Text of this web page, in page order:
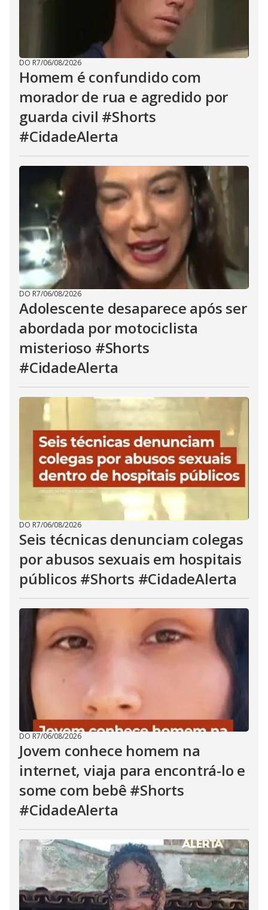
DO R7/06/08/2026
Homem é confundido com
morador de rua e agredido por
guarda civil #Shorts
#CidadeAlerta
DO R7/06/08/2026
Adolescente desaparece após ser
abordada por motociclista
misterioso #Shorts
#CidadeAlerta
DO R7/06/08/2026
Seis técnicas denunciam colegas
por abusos sexuais em hospitais
públicos #Shorts #CidadeAlerta
DO R7/06/08/2026
Jovem conhece homem na
internet, viaja para encontrá-lo e
some com bebê #Shorts
#CidadeAlerta